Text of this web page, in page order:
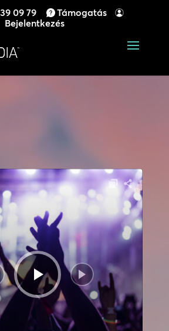
09 79
Támogatás
Bejelentkezés